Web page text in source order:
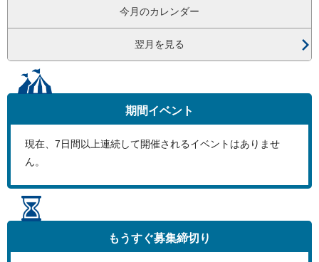
今月のカレンダー
翌月を見る
期間イベント
現在、 7日間以上連続して開催されるイベントはありませ
ん。
もうすぐ募集締切り